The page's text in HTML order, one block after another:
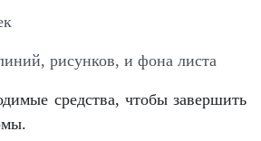
рисунков, и фона листа
средства, чтобы завершить